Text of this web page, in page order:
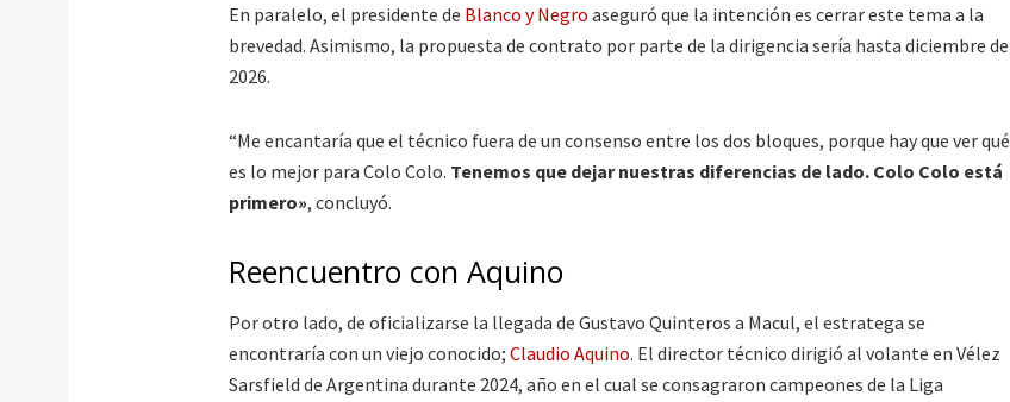
En paralelo, el presidente de Blanco y Negro aseguró que la intención es cerrar este tema a la
brevedad. Asimismo, la propuesta de contrato por parte de la dirigencia sería hasta diciembre de
2026.
“Me encantaría que el técnico fuera de un consenso entre los dos bloques, porque hay que ver qué
es lo mejor para Colo Colo. Tenemos que dejar nuestras diferencias de lado. Colo Colo está
primero», concluyó.
Reencuentro con Aquino
Por otro lado, de oficializarse la llegada de Gustavo Quinteros a Macul, el estratega se
encontraría con un viejo conocido; Claudio Aquino. El director técnico dirigió al volante en Vélez
Sarsfield de Argentina durante 2024, año en el cual se consagraron campeones de la Liga